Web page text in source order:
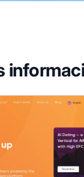
de Trafee